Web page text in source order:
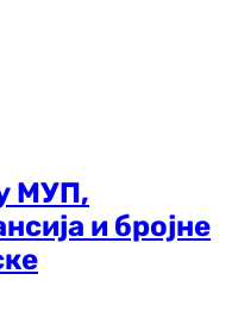
МУП,
и бројне